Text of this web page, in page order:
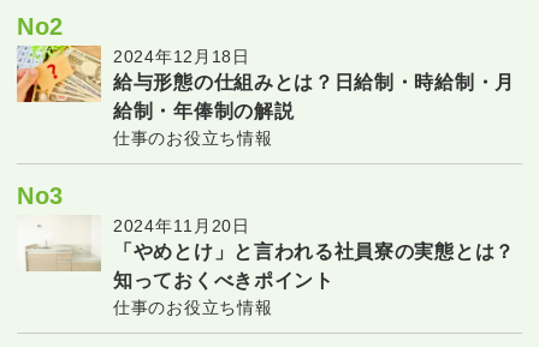
No2
2024年12月18日
給与形態の仕組みとは？日給制・時給制・月
給制・年俸制の解説
仕事のお役立ち情報
No3
2024年11月20日
「やめとけ」と言われる社員寮の実態とは？
知っておくべきポイント
仕事のお役立ち情報